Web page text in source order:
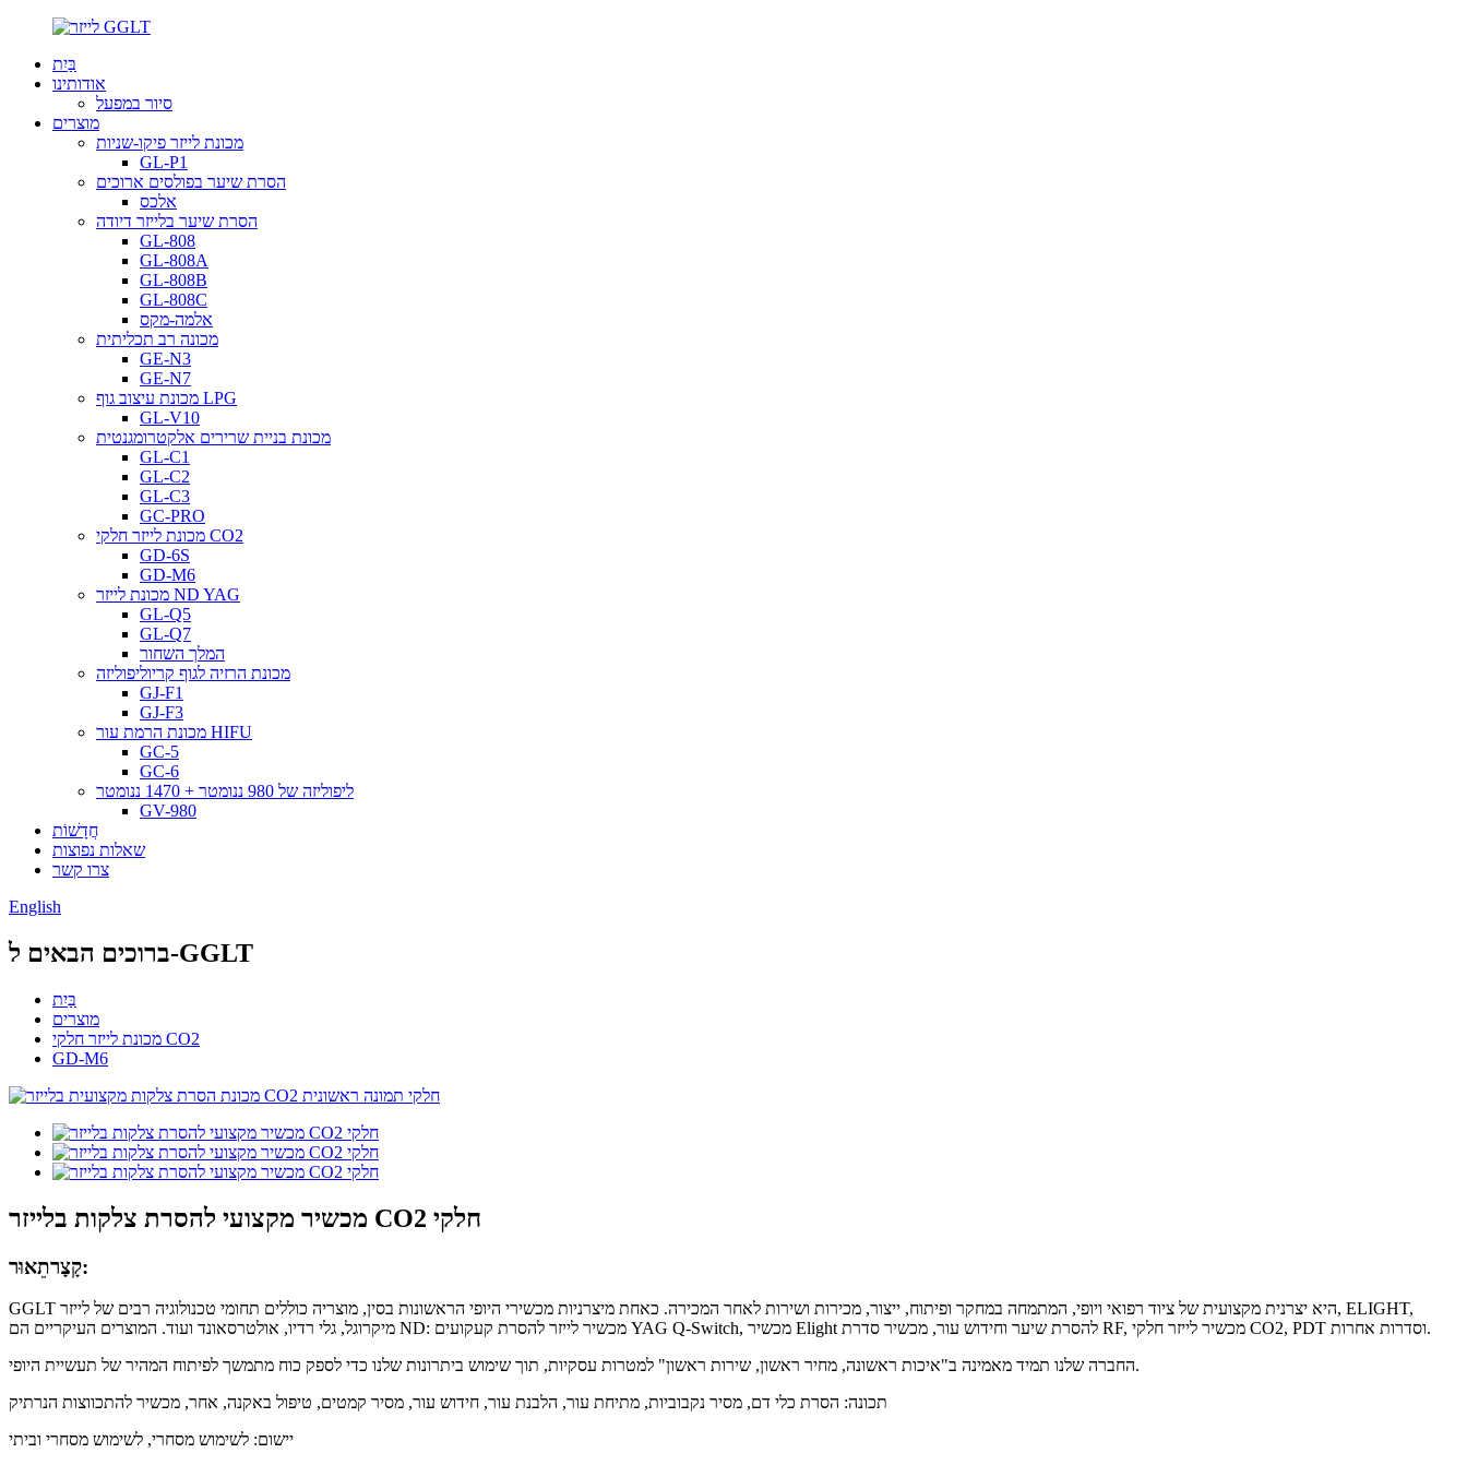
בַּיִת
אודותינו
סיור במפעל
מוצרים
מכונת לייזר פיקו-שניות
GL-P1
הסרת שיער בפולסים ארוכים
אלכס
הסרת שיער בלייזר דיודה
GL-808
GL-808A
GL-808B
GL-808C
אלמה-מקס
מכונה רב תכליתית
GE-N3
GE-N7
מכונת עיצוב גוף LPG
GL-V10
מכונת בניית שרירים אלקטרומגנטית
GL-C1
GL-C2
GL-C3
GC-PRO
מכונת לייזר חלקי CO2
GD-6S
GD-M6
מכונת לייזר ND YAG
GL-Q5
GL-Q7
המלך השחור
מכונת הרזיה לגוף קריוליפוליזה
GJ-F1
GJ-F3
מכונת הרמת עור HIFU
GC-5
GC-6
ליפוליזה של 980 ננומטר + 1470 ננומטר
GV-980
חֲדָשׁוֹת
שאלות נפוצות
צרו קשר
English
ברוכים הבאים ל-GGLT
בַּיִת
מוצרים
מכונת לייזר חלקי CO2
GD-M6
מכשיר מקצועי להסרת צלקות בלייזר CO2 חלקי
קָצָרתֵאוּר:
GGLT היא יצרנית מקצועית של ציוד רפואי ויופי, המתמחה במחקר ופיתוח, ייצור, מכירות ושירות לאחר המכירה. כאחת מיצרניות מכשירי היופי הראשונות בסין, מוצריה כוללים תחומי טכנולוגיה רבים של לייזר, ELIGHT,
מיקרוגל, גלי רדיו, אולטרסאונד ועוד. המוצרים העיקריים הם ND: מכשיר לייזר להסרת קעקועים YAG Q-Switch, מכשיר Elight להסרת שיער וחידוש עור, מכשיר סדרת RF, מכשיר לייזר חלקי CO2, PDT וסדרות אחרות.
החברה שלנו תמיד מאמינה ב"איכות ראשונה, מחיר ראשון, שירות ראשון" למטרות עסקיות, תוך שימוש ביתרונות שלנו כדי לספק כוח מתמשך לפיתוח המהיר של תעשיית היופי.
תכונה: הסרת כלי דם, מסיר נקבוביות, מתיחת עור, הלבנת עור, חידוש עור, מסיר קמטים, טיפול באקנה, אחר, מכשיר להתכווצות הנרתיק
יישום: לשימוש מסחרי, לשימוש מסחרי וביתי